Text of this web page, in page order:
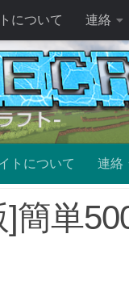
について 連絡
トについて 連絡
]簡単